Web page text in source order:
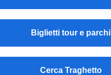
Biglietti tour e parchi
Cerca Traghetto